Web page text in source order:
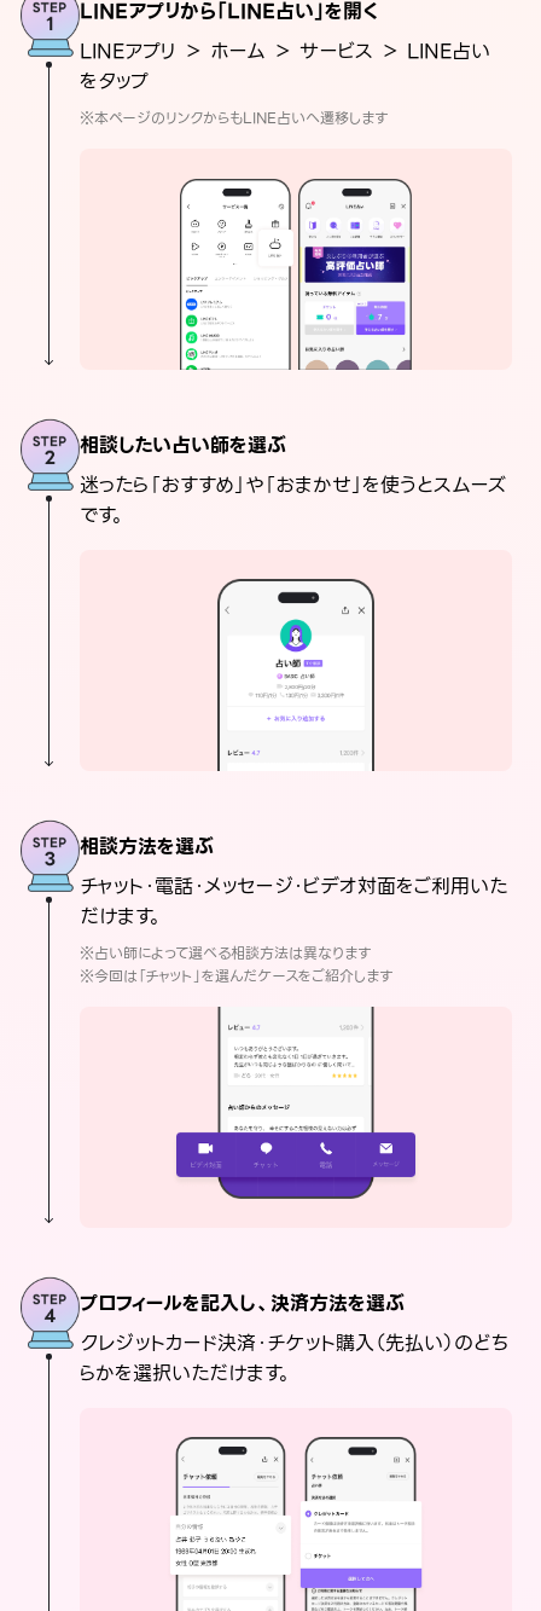
LINEアプリから「LINE占い」を開く
LINEアプリ ＞ ホーム ＞ サービス ＞ LINE占い
をタップ
※本ページのリンクからもLINE占いへ遷移します
相談したい占い師を選ぶ
迷ったら「おすすめ」や「おまかせ」を使うとスムーズ
です。
相談方法を選ぶ
チャット・電話・メッセージ・ビデオ対面をご利用いた
だけます。
※占い師によって選べる相談方法は異なります
※今回は「チャット」を選んだケースをご紹介します
プロフィールを記入し、決済方法を選ぶ
クレジットカード決済・チケット購入（先払い）のどち
らかを選択いただけます。